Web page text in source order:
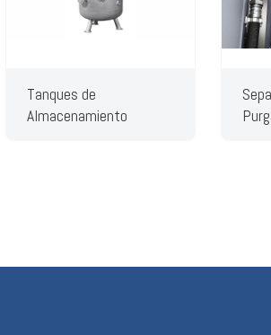
Tanques de
Almacenamiento